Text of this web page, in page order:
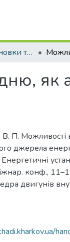
Енергетичні установки та альтернативні джерела енергії
як
П. Можливості
джерела
конф.,
двигунів